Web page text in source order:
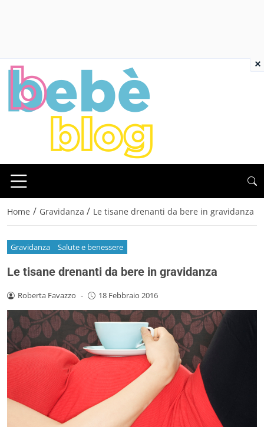
Home / Gravidanza / Le tisane drenanti da bere in gravidanza
Gravidanza Salute e benessere
Le tisane drenanti da bere in gravidanza
Roberta Favazzo - 18 Febbraio 2016
×